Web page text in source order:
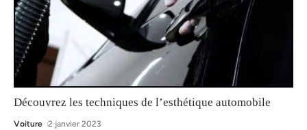
Découvrez les techniques de l’esthétique automobile
Voiture 2 janvier 2023